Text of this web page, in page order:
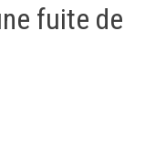
fuite de